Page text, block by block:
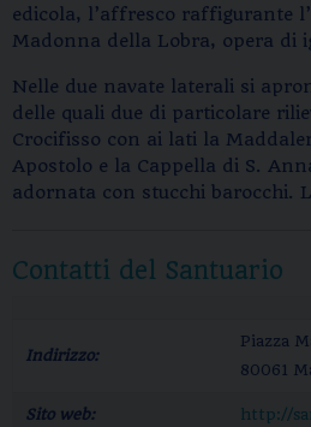
edicola, l’affresco raffigurante
Madonna della Lobra, opera di
Nelle due navate laterali si
delle quali due di particolare
Crocifisso con ai lati la
Apostolo e la Cappella di S.
adornata con stucchi barocchi.
Contatti del Santuario
Indirizzo:
Piazza
80061
Sito web: http://